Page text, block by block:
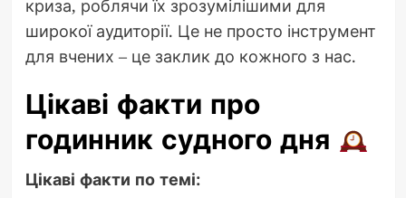
криза, роблячи їх зрозумілішими для
широкої аудиторії. Це не просто інструмент
для вчених – це заклик до кожного з нас.
Цікаві факти про
годинник судного дня
Цікаві факти по темі: